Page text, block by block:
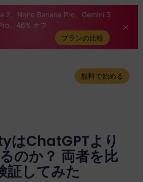
2、Nano Banana Pro、Gemini 3
。46% オフ
プランの比較
無料で始める
はChatGPTより
のか？ 両者を比
証してみた